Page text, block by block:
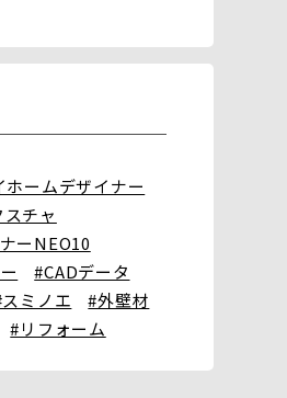
ホームデザイナー
チャ
ーNEO10
#CADデータ
ミノエ
#外壁材
#リフォーム